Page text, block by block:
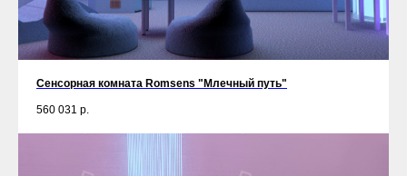
Сенсорная комната Romsens "Млечный путь"
560 031 р.